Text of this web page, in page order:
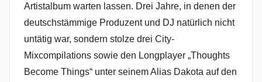
Artistalbum warten lassen. Drei Jahre, in denen der
deutschstämmige Produzent und DJ natürlich nicht
untätig war, sondern stolze drei City-
Mixcompilations sowie den Longplayer „Thoughts
Become Things“ unter seinem Alias Dakota auf den